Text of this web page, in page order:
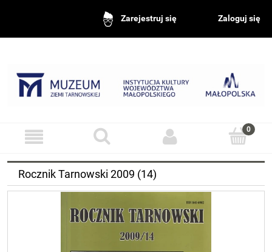
Zarejestruj się Zaloguj się
Rocznik Tarnowski 2009 (14)